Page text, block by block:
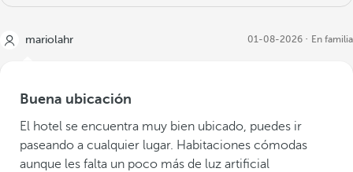
mariolahr 01-08-2026 En familia
Buena ubicación
El hotel se encuentra muy bien ubicado, puedes ir
paseando a cualquier lugar. Habitaciones cómodas
aunque les falta un poco más de luz artificial